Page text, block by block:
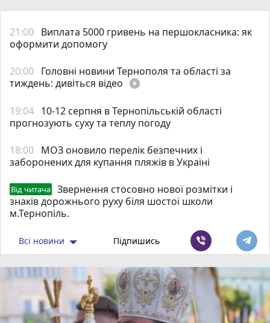
21:00 Виплата 5000 гривень на першокласника: як
оформити допомогу
20:00 Головні новини Тернополя та області за
тиждень: дивіться відео play_circle_filled
19:04 10-12 серпня в Тернопільській області
прогнозують суху та теплу погоду
18:00 МОЗ оновило перелік безпечних і
заборонених для купання пляжів в Україні
Від читача
Звернення стосовно нової розмітки і
знаків дорожнього руху біля шостої школи
м.Тернопіль.
Всі новини Підпишись